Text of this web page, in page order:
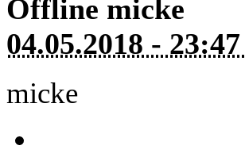
Offline micke
04.05.2018 -
micke